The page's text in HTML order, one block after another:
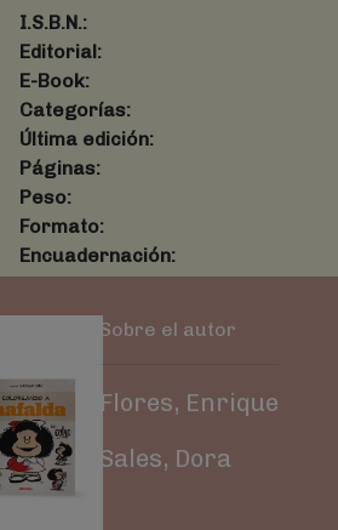
I.S.B.N.:
Editorial:
E-Book:
Categorías:
Última edición:
Páginas:
Peso:
Formato:
Encuadernación:
Sobre el autor
Flores, Enrique
Sales, Dora